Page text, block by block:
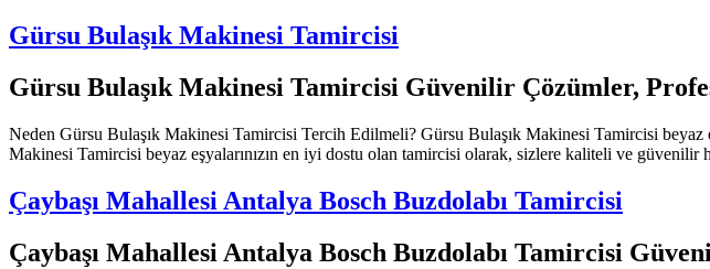
Gürsu Bulaşık Makinesi Tamircisi
Gürsu Bulaşık Makinesi Tamircisi Güvenilir Çözümler,
Neden Gürsu Bulaşık Makinesi Tamircisi Tercih Edilmeli? Gürsu Bulaşık Makinesi Tamircisi
Makinesi Tamircisi beyaz eşyalarınızın en iyi dostu olan tamircisi olarak, sizlere kaliteli ve güvenilir
Çaybaşı Mahallesi Antalya Bosch Buzdolabı Tamircisi
Çaybaşı Mahallesi Antalya Bosch Buzdolabı Tamircisi